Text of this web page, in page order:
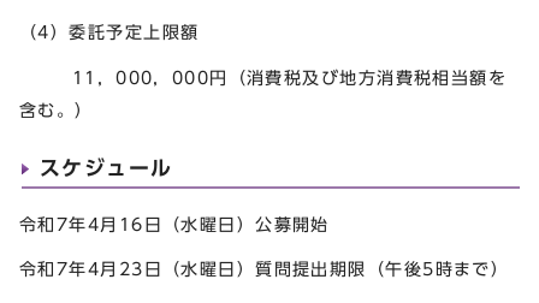
（4）委託予定上限額
11，000，000円（消費税及び地方消費税相当額を
含む。）
スケジュール
令和7年4月16日（水曜日）公募開始
令和7年4月23日（水曜日）質問提出期限（午後5時まで）